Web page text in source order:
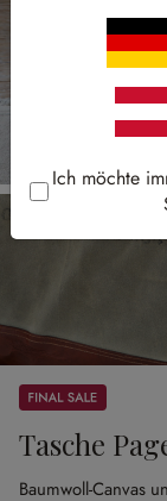
Sale
Tasche
Baumwoll-Canvas
Ich möchte